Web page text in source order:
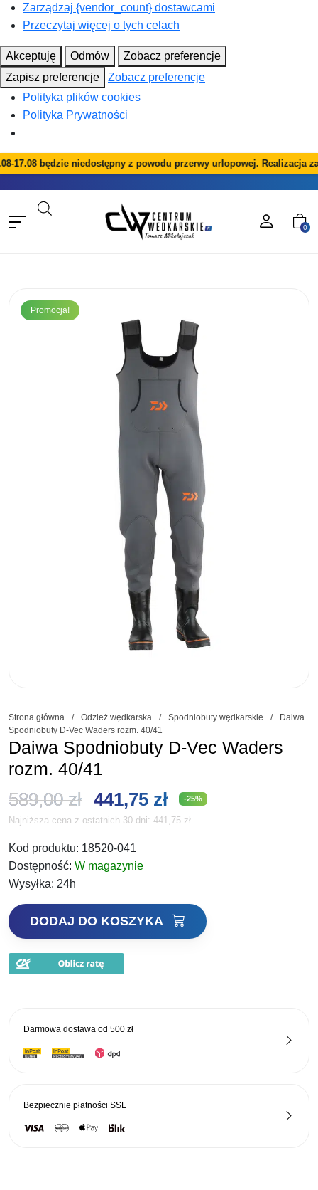
Zarządzaj {vendor_count} dostawcami
Przeczytaj więcej o tych celach
Akceptuję Odmów
Zobacz preferencje
Zapisz preferencje
Zobacz preferencje
Polityka plików cookies
Polityka Prywatności
17.08 będzie niedostępny z powodu przerwy urlopowej. Realizacja
0
Promocja!
Strona główna / Odzież wędkarska / Spodniobuty wędkarskie /
Daiwa
Spodniobuty D-Vec Waders rozm. 40/41
Daiwa Spodniobuty D-Vec Waders
rozm. 40/41
589,00zł Pierwotna
cena
wynosiła:
441,75 złAktualna
cena
-25%
Najniższa cena z ostatnich 30 dni: 441,75 zł
Kod produktu: 18520-041
Dostępność: W magazynie
Wysyłka: 24h
ilość
Daiwa
D-
40/41
DODAJ DO KOSZYKA
Darmowa dostawa od 500 zł
Bezpiecznie płatności SSL